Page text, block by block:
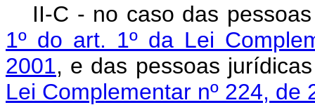
II-C - no caso das
1º do art. 1º da Lei
2001, e das pessoas
Lei Complementar nº 224, de